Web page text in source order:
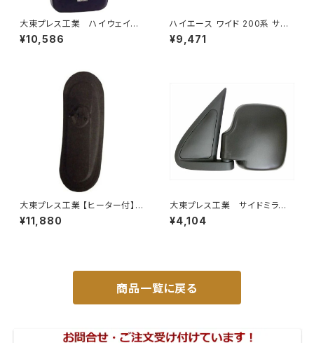
大東プレス工業 ハイウェイミ
ラー 800Rヒーター無 トラッ
¥10,586
ハイエース ワイド 200系 サン
シェード キャンピング 4層構造
車中泊 遮光 断熱 暑さ対策 盗
¥9,471
大東プレス工業 【ヒーター付】サ
イドミラー/バックミラー H40
0 ヒーター DI-8Z
¥11,880
大東プレス工業 サイドミラー/
バックミラー ダイハツ ハイ
ゼット 左 99年～ DI-647
¥4,104
商品一覧に戻る